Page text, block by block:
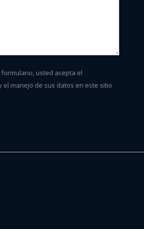
usted acepta el
el manejo de sus datos en este sitio